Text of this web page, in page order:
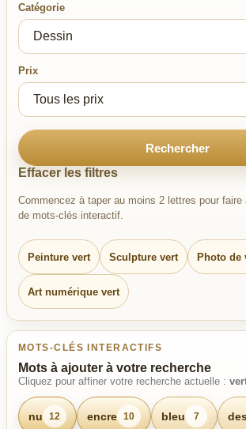
Catégorie
Prix
Rechercher
Effacer les filtres
Commencez à taper au moins 2 lettres pour faire
de mots-clés interactif.
Peinture vert Sculpture vert Photo de
Art numérique vert
MOTS-CLÉS INTERACTIFS
Mots à ajouter à votre recherche
Cliquez pour affiner votre recherche actuelle :
nu 12 encre 10 bleu 7